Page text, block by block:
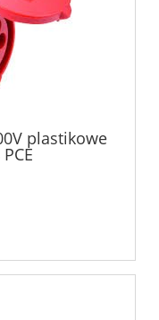
plastikowe